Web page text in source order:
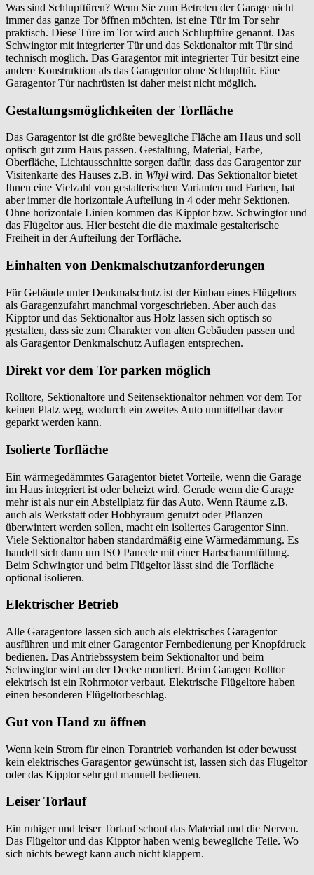
Was sind Schlupftüren? Wenn Sie zum Betreten der Garage nicht
immer das ganze Tor öffnen möchten, ist eine Tür im Tor sehr
praktisch. Diese Türe im Tor wird auch Schlupftüre genannt. Das
Schwingtor mit integrierter Tür und das Sektionaltor mit Tür sind
technisch möglich. Das Garagentor mit integrierter Tür besitzt eine
andere Konstruktion als das Garagentor ohne Schlupftür. Eine
Garagentor Tür nachrüsten ist daher meist nicht möglich.
Gestaltungsmöglichkeiten der Torfläche
Das Garagentor ist die größte bewegliche Fläche am Haus und soll
optisch gut zum Haus passen. Gestaltung, Material, Farbe,
Oberfläche, Lichtausschnitte sorgen dafür, dass das Garagentor zur
Visitenkarte des Hauses z.B. in Whyl wird. Das Sektionaltor bietet
Ihnen eine Vielzahl von gestalterischen Varianten und Farben, hat
aber immer die horizontale Aufteilung in 4 oder mehr Sektionen.
Ohne horizontale Linien kommen das Kipptor bzw. Schwingtor und
das Flügeltor aus. Hier besteht die die maximale gestalterische
Freiheit in der Aufteilung der Torfläche.
Einhalten von Denkmalschutzanforderungen
Für Gebäude unter Denkmalschutz ist der Einbau eines Flügeltors
als Garagenzufahrt manchmal vorgeschrieben. Aber auch das
Kipptor und das Sektionaltor aus Holz lassen sich optisch so
gestalten, dass sie zum Charakter von alten Gebäuden passen und
als Garagentor Denkmalschutz Auflagen entsprechen.
Direkt vor dem Tor parken möglich
Rolltore, Sektionaltore und Seitensektionaltor nehmen vor dem Tor
keinen Platz weg, wodurch ein zweites Auto unmittelbar davor
geparkt werden kann.
Isolierte Torfläche
Ein wärmegedämmtes Garagentor bietet Vorteile, wenn die Garage
im Haus integriert ist oder beheizt wird. Gerade wenn die Garage
mehr ist als nur ein Abstellplatz für das Auto. Wenn Räume z.B.
auch als Werkstatt oder Hobbyraum genutzt oder Pflanzen
überwintert werden sollen, macht ein isoliertes Garagentor Sinn.
Viele Sektionaltor haben standardmäßig eine Wärmedämmung. Es
handelt sich dann um ISO Paneele mit einer Hartschaumfüllung.
Beim Schwingtor und beim Flügeltor lässt sind die Torfläche
optional isolieren.
Elektrischer Betrieb
Alle Garagentore lassen sich auch als elektrisches Garagentor
ausführen und mit einer Garagentor Fernbedienung per Knopfdruck
bedienen. Das Antriebssystem beim Sektionaltor und beim
Schwingtor wird an der Decke montiert. Beim Garagen Rolltor
elektrisch ist ein Rohrmotor verbaut. Elektrische Flügeltore haben
einen besonderen Flügeltorbeschlag.
Gut von Hand zu öffnen
Wenn kein Strom für einen Torantrieb vorhanden ist oder bewusst
kein elektrisches Garagentor gewünscht ist, lassen sich das Flügeltor
oder das Kipptor sehr gut manuell bedienen.
Leiser Torlauf
Ein ruhiger und leiser Torlauf schont das Material und die Nerven.
Das Flügeltor und das Kipptor haben wenig bewegliche Teile. Wo
sich nichts bewegt kann auch nicht klappern.